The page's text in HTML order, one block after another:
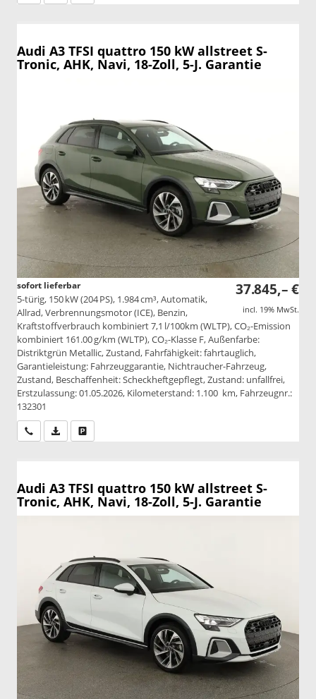
Audi A3 TFSI quattro 150 kW allstreet S-
Tronic, AHK, Navi, 18-Zoll, 5-J. Garantie
37.845,– €
incl. 19% MwSt.
sofort lieferbar
5-türig, 150 kW (204 PS), 1.984 cm³, Automatik,
Allrad, Verbrennungsmotor (ICE), Benzin,
Kraftstoffverbrauch kombiniert 7,1 l/100km (WLTP), CO₂-Emission
kombiniert 161.00 g/km (WLTP), CO₂-Klasse F, Außenfarbe:
Distriktgrün Metallic, Zustand, Fahrfähigkeit: fahrtauglich,
Garantieleistung: Fahrzeuggarantie, Nichtraucher-Fahrzeug,
Zustand, Beschaffenheit: Scheckheftgepflegt, Zustand: unfallfrei,
Erstzulassung: 01.05.2026, Kilometerstand: 1.100 km, Fahrzeugnr.:
132301
Wir rufen Sie anPDF-Datei, Fahrzeugexposé drucken
Audi A3 TFSI quattro 150 kW allstreet S-
Tronic, AHK, Navi, 18-Zoll, 5-J. Garantie